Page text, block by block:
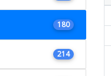
180
214